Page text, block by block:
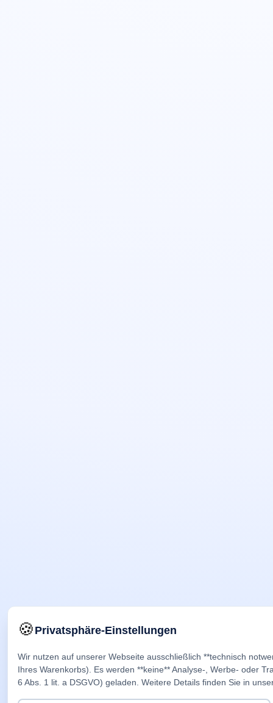
🍪Privatsphäre-Einstellungen
Wir nutzen auf unserer Webseite ausschließlich **technisch
Ihres Warenkorbs). Es werden **keine** Analyse-, Werbe- oder
6 Abs. 1 lit. a DSGVO) geladen. Weitere Details finden Sie in